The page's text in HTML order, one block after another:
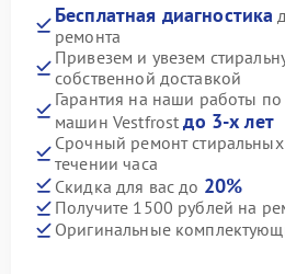
Бесплатная диагностика
ремонта
Привезем и увезем
собственной доставкой
Гарантия на наши работы
машин Vestfrostдо 3-х лет
Срочный ремонт
течении часа
Скидка для вас до 20%
Получите 1500 рублей на
Оригинальные